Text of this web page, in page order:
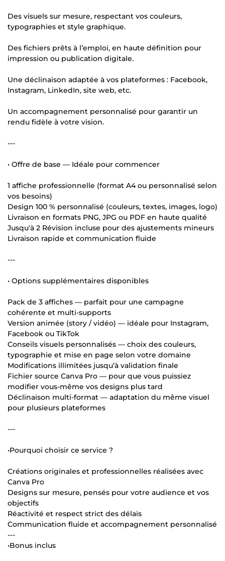
Des visuels sur mesure, respectant vos couleurs,
typographies et style graphique.
Des fichiers prêts à l’emploi, en haute définition pour
impression ou publication digitale.
Une déclinaison adaptée à vos plateformes : Facebook,
Instagram, LinkedIn, site web, etc.
Un accompagnement personnalisé pour garantir un
rendu fidèle à votre vision.
---
• Offre de base — Idéale pour commencer
1 affiche professionnelle (format A4 ou personnalisé selon
vos besoins)
Design 100 % personnalisé (couleurs, textes, images, logo)
Livraison en formats PNG, JPG ou PDF en haute qualité
Jusqu'à 2 Révision incluse pour des ajustements mineurs
Livraison rapide et communication fluide
---
• Options supplémentaires disponibles
Pack de 3 affiches — parfait pour une campagne
cohérente et multi-supports
Version animée (story / vidéo) — idéale pour Instagram,
Facebook ou TikTok
Conseils visuels personnalisés — choix des couleurs,
typographie et mise en page selon votre domaine
Modifications illimitées jusqu’à validation finale
Fichier source Canva Pro — pour que vous puissiez
modifier vous-même vos designs plus tard
Déclinaison multi-format — adaptation du même visuel
pour plusieurs plateformes
---
•Pourquoi choisir ce service ?
Créations originales et professionnelles réalisées avec
Canva Pro
Designs sur mesure, pensés pour votre audience et vos
objectifs
Réactivité et respect strict des délais
Communication fluide et accompagnement personnalisé
---
•Bonus inclus